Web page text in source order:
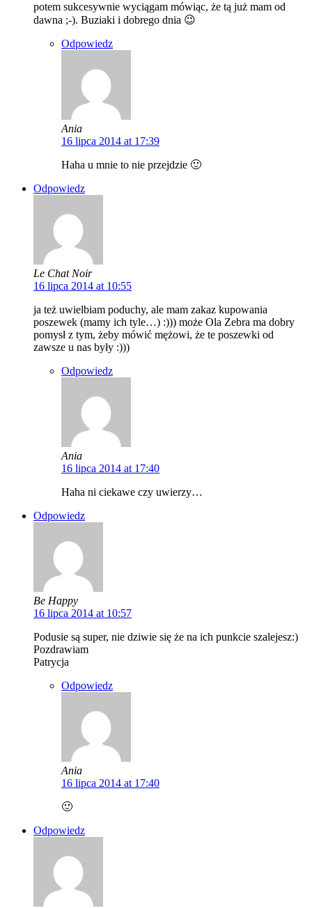
potem sukcesywnie wyciągam mówiąc, że tą już mam od
dawna ;-). Buziaki i dobrego dnia 😉
Odpowiedz
Ania
16 lipca 2014 at 17:39
Haha u mnie to nie przejdzie 🙂
Odpowiedz
Le Chat Noir
16 lipca 2014 at 10:55
ja też uwielbiam poduchy, ale mam zakaz kupowania
poszewek (mamy ich tyle…) :))) może Ola Zebra ma dobry
pomysł z tym, żeby mówić mężowi, że te poszewki od
zawsze u nas były :)))
Odpowiedz
Ania
16 lipca 2014 at 17:40
Haha ni ciekawe czy uwierzy…
Odpowiedz
Be Happy
16 lipca 2014 at 10:57
Podusie są super, nie dziwie się że na ich punkcie szalejesz:)
Pozdrawiam
Patrycja
Odpowiedz
Ania
16 lipca 2014 at 17:40
🙂
Odpowiedz